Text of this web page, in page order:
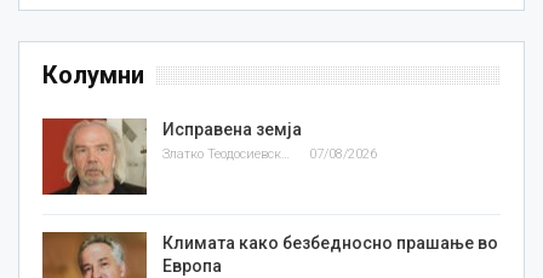
Колумни
Исправена земја
Златко Теодосиевски 07/08/2026
Климата како безбедносно прашање во
Европа